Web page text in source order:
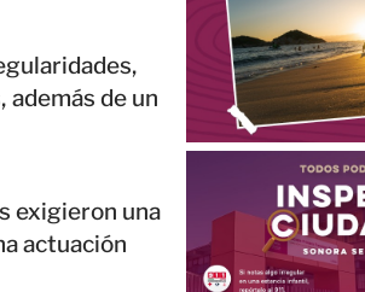
de un
exigieron una
actuación